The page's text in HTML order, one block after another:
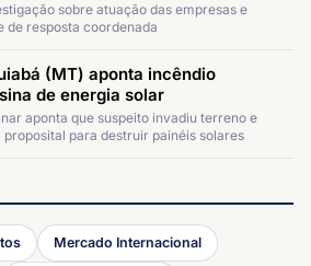
sobre atuação das empresas e
de resposta coordenada
(MT) aponta incêndio
de energia solar
aponta que suspeito invadiu terreno e
para destruir painéis solares
Mercado Internacional